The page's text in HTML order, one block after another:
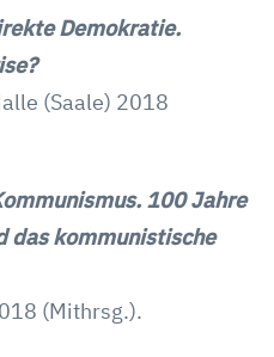
Demokratie.
(Saale) 2018
100 Jahre
das kommunistische
(Mithrsg.).